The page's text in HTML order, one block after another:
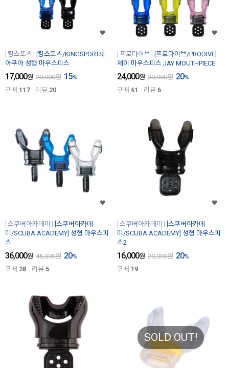
킹스포츠
[킹스포츠/KINGSPORTS]
아쿠아 성형 마우스피스
17,000원 20,000원 15%
구매 117 리뷰 20
프로다이브
[프로다이브/PRODIVE]
제이 마우스피스 JAY MOUTHPIECE
24,000원 30,000원 20%
구매 61 리뷰 6
스쿠버아카데미
[스쿠버아카데
미/SCUBA ACADEMY] 성형 마우스피
스
36,000원 45,000원 20%
구매 28 리뷰 5
스쿠버아카데미
[스쿠버아카데
미/SCUBA ACADEMY] 성형 마우스피
스2
16,000원 20,000원 20%
구매 19
SOLD OUT!